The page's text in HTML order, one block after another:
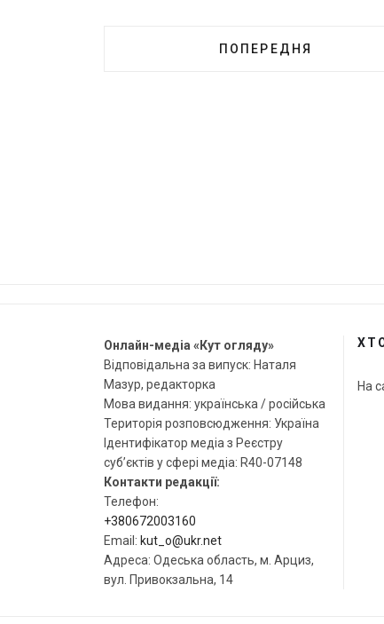
ПОПЕРЕДНЯ
Онлайн-медіа «Кут огляду»
Відповідальна за випуск: Наталя
Мазур, редакторка
Мова видання: українська / російська
Територія розповсюдження: Україна
Ідентифікатор медіа з Реєстру
суб’єктів у сфері медіа: R40-07148
Контакти редакції:
Телефон:
+380672003160
Email: kut_o@ukr.net
Адреса: Одеська область, м. Арциз,
вул. Привокзальна, 14
На